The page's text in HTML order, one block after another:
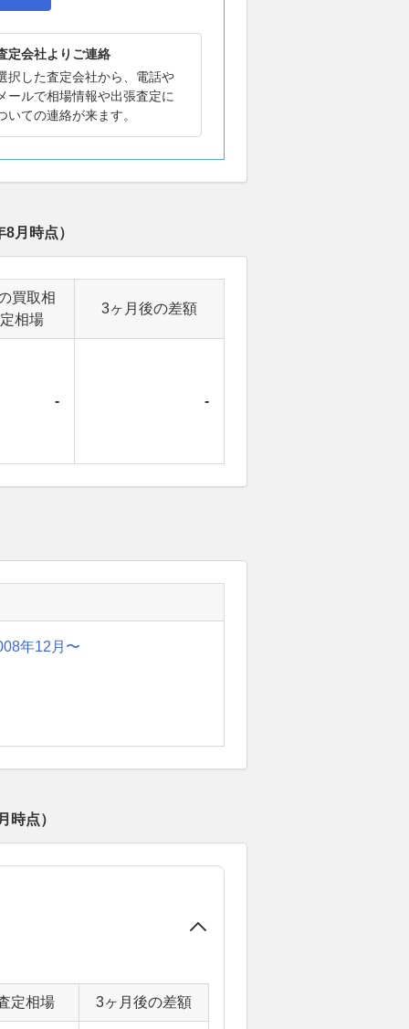
定会社よりご連絡
択した査定会社から、電話や
ールで相場情報や出張査定に
いての連絡が来ます。
8月 時点）
買取相
相場
3ヶ月後の差額
- -
年12月〜
時点）
定相場 3ヶ月後の差額